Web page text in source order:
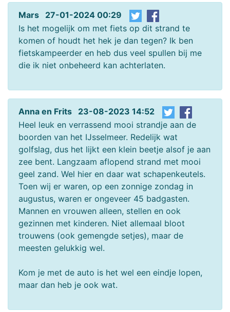
Mars 27-01-2024 00:29
Is het mogelijk om met fiets op dit strand te
komen of houdt het hek je dan tegen? Ik ben
fietskampeerder en heb dus veel spullen bij me
die ik niet onbeheerd kan achterlaten.
Anna en Frits 23-08-2023 14:52
Heel leuk en verrassend mooi strandje aan de
boorden van het IJsselmeer. Redelijk wat
golfslag, dus het lijkt een klein beetje alsof je aan
zee bent. Langzaam aflopend strand met mooi
geel zand. Wel hier en daar wat schapenkeutels.
Toen wij er waren, op een zonnige zondag in
augustus, waren er ongeveer 45 badgasten.
Mannen en vrouwen alleen, stellen en ook
gezinnen met kinderen. Niet allemaal bloot
trouwens (ook gemengde setjes), maar de
meesten gelukkig wel.
Kom je met de auto is het wel een eindje lopen,
maar dan heb je ook wat.